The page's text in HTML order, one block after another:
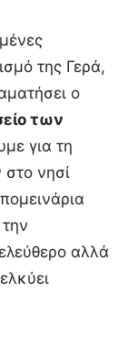
της Γερά,
ο
των
για τη
στο νησί
αλλά